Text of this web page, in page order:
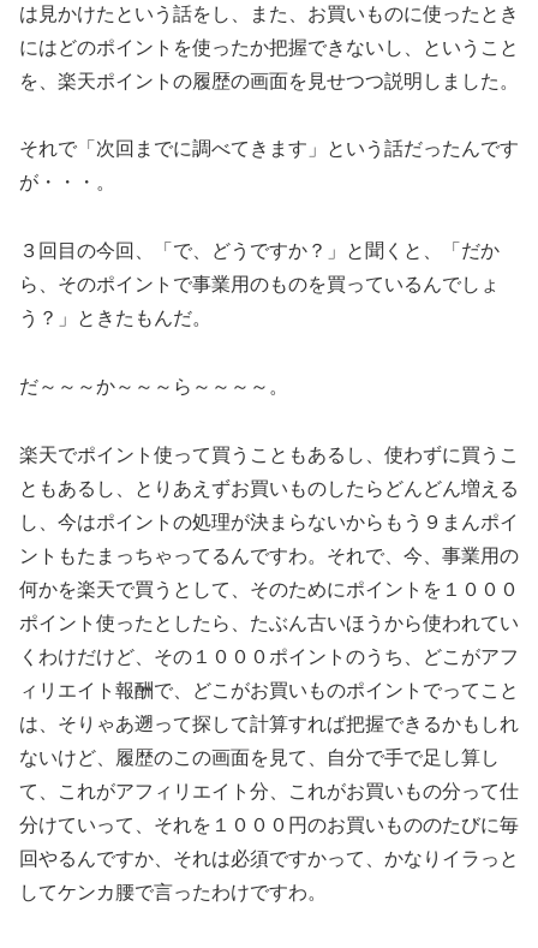
は見かけたという話をし、また、お買いものに使ったとき
にはどのポイントを使ったか把握できないし、ということ
を、楽天ポイントの履歴の画面を見せつつ説明しました。
それで「次回までに調べてきます」という話だったんです
が・・・。
３回目の今回、「で、どうですか？」と聞くと、「だか
ら、そのポイントで事業用のものを買っているんでしょ
う？」ときたもんだ。
だ～～～か～～～ら～～～～。
楽天でポイント使って買うこともあるし、使わずに買うこ
ともあるし、とりあえずお買いものしたらどんどん増える
し、今はポイントの処理が決まらないからもう９まんポイ
ントもたまっちゃってるんですわ。それで、今、事業用の
何かを楽天で買うとして、そのためにポイントを１０００
ポイント使ったとしたら、たぶん古いほうから使われてい
くわけだけど、その１０００ポイントのうち、どこがアフ
ィリエイト報酬で、どこがお買いものポイントでってこと
は、そりゃあ遡って探して計算すれば把握できるかもしれ
ないけど、履歴のこの画面を見て、自分で手で足し算し
て、これがアフィリエイト分、これがお買いもの分って仕
分けていって、それを１０００円のお買いもののたびに毎
回やるんですか、それは必須ですかって、かなりイラっと
してケンカ腰で言ったわけですわ。